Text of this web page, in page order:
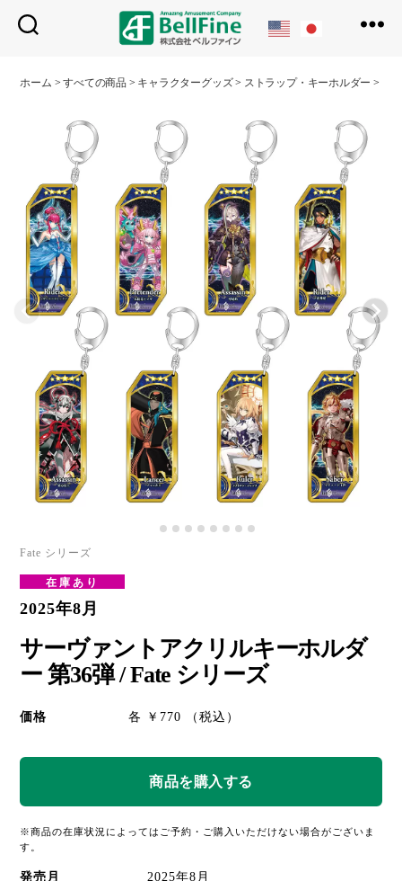
フ
ン
ホーム >すべての商品 > キャラクターグッズ> ストラップ・キーホルダー >
Fate シリーズ
在庫あり
2025年8月
サーヴァントアクリルキーホルダ
ー 第36弾 / Fate シリーズ
価格 各 ￥770 （税込）
※商品の在庫状況によってはご予約・ご購入いただけない場合がございま
す。
発売月 2025年8月